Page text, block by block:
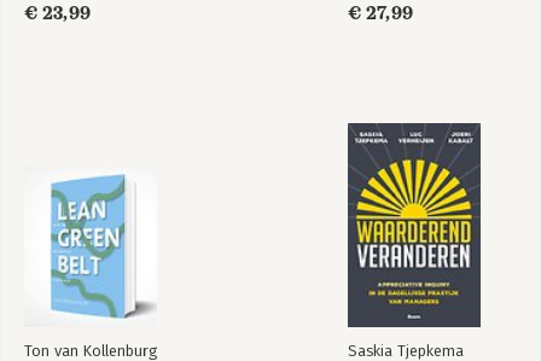
€ 23,99
€ 27,99
Ton van Kollenburg Saskia Tjepkema